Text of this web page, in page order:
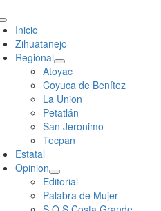
Primary
Menu
Inicio
Zihuatanejo
Regional
Atoyac
Coyuca de Benítez
La Union
Petatlán
San Jeronimo
Tecpan
Estatal
Opinion
Editorial
Palabra de Mujer